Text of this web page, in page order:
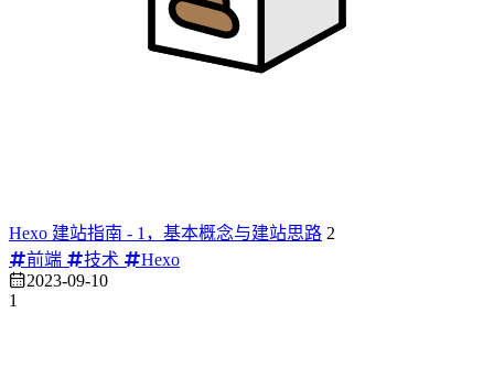
Hexo 建站指南 - 1，基本概念与建站思路 2
前端
技术
Hexo
2023-09-10
1